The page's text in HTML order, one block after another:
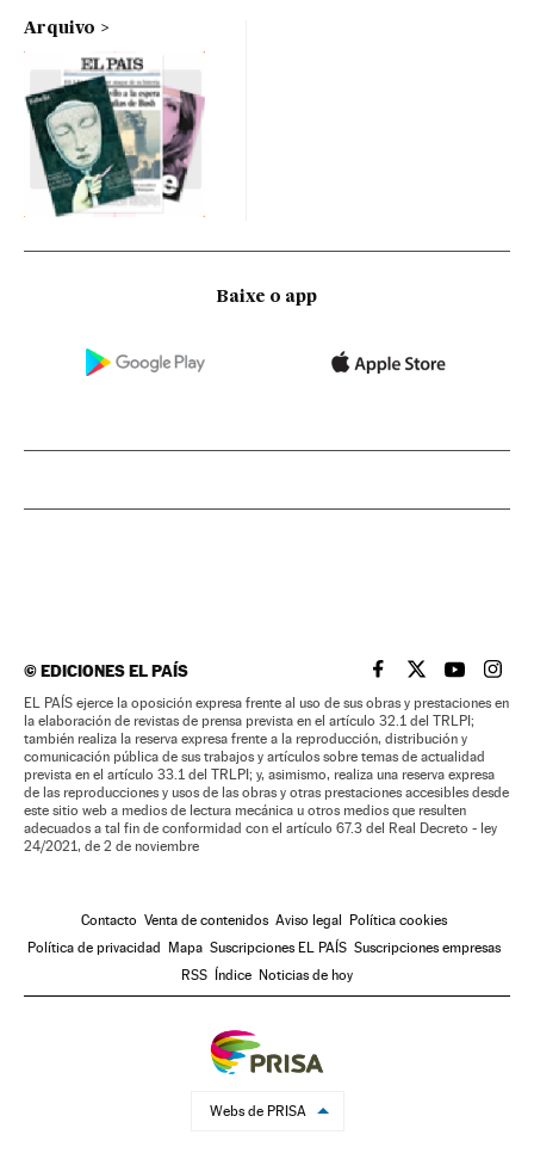
Arquivo
Baixe o app
©EDICIONES EL PAÍS EL PAÍS BRASIL EN
EL PAÍSEL PAÍS
EL
EL PAÍS ejerce la oposición expresa frente al uso de sus obras y prestaciones en
la elaboración de revistas de prensa prevista en el artículo 32.1 del TRLPI;
también realiza la reserva expresa frente a la reproducción, distribución y
comunicación pública de sus trabajos y artículos sobre temas de actualidad
prevista en el artículo 33.1 del TRLPI; y, asimismo, realiza una reserva expresa
de las reproducciones y usos de las obras y otras prestaciones accesibles desde
este sitio web a medios de lectura mecánica u otros medios que resulten
adecuados a tal fin de conformidad con el artículo 67.3 del Real Decreto - ley
24/2021, de 2 de noviembre
Contacto Venta de contenidos Aviso legal
Política cookies
Política de privacidad
Mapa Suscripciones EL PAÍS Suscripciones empresas
RSS
Índice Noticias de hoy
Webs de PRISA